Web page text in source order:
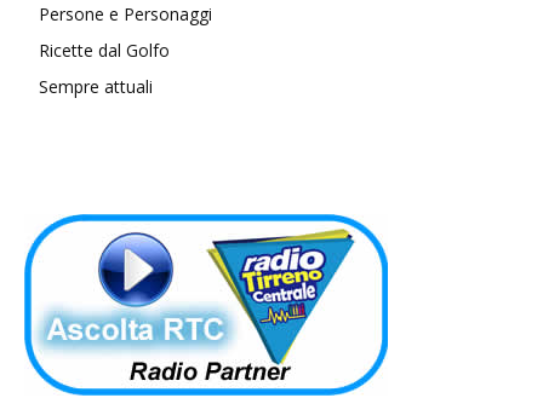
Persone e Personaggi
Ricette dal Golfo
Sempre attuali